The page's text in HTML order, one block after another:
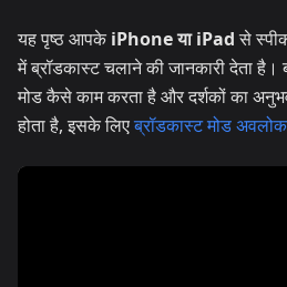
यह पृष्ठ आपके iPhone या iPadसे
में ब्रॉडकास्ट चलाने की जानकारी देता है।
मोड कैसे काम करता है और दर्शकों का
होता है, इसके लिएब्रॉडकास्ट मोड